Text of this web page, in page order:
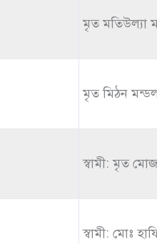
মৃত মতিউল্যা
মৃত মিঠন
স্বামী: মৃত
স্বামী: মোঃ